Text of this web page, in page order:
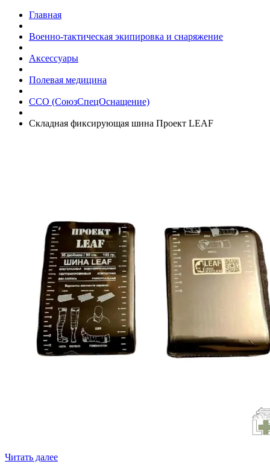
Главная
Военно-тактическая экипировка и снаряжение
Аксессуары
Полевая медицина
ССО (СоюзСпецОснащение)
Складная фиксирующая шина Проект LEAF
Читать далее